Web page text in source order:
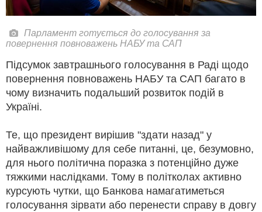
Парламент готується до голосування за
повернення повноважень НАБУ та САП
Підсумок завтрашнього голосування в Раді щодо
повернення повноважень НАБУ та САП багато в
чому визначить подальший розвиток подій в
Україні.
Те, що президент вирішив "здати назад" у
найважливішому для себе питанні, це, безумовно,
для нього політична поразка з потенційно дуже
тяжкими наслідками. Тому в політколах активно
курсують чутки, що Банкова намагатиметься
голосування зірвати або перенести справу в довгу